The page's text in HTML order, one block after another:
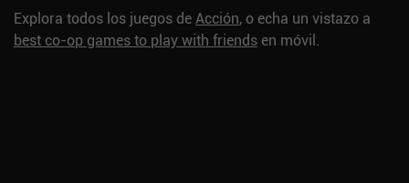
Explora todos los juegos deAcción, o echa un vistazo a
best co-op games to play with friends en móvil.